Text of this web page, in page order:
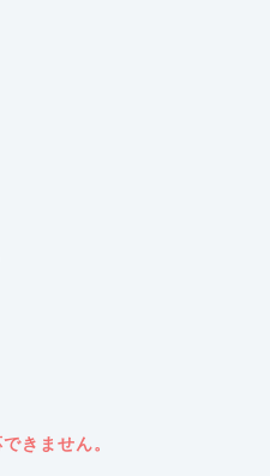
きません。